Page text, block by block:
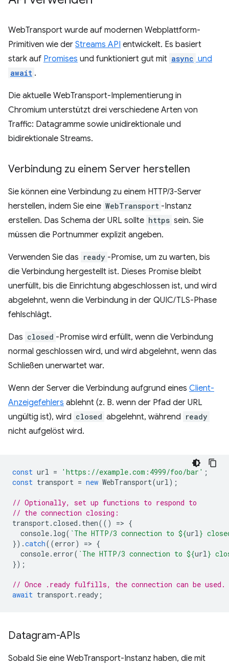
WebTransport wurde auf modernen Webplattform-
Primitiven wie der Streams API entwickelt. Es basiert
stark auf Promises und funktioniert gut mit async und
await .
Die aktuelle WebTransport-Implementierung in
Chromium unterstützt drei verschiedene Arten von
Traffic: Datagramme sowie unidirektionale und
bidirektionale Streams.
Verbindung zu einem Server herstellen
Sie können eine Verbindung zu einem HTTP/3-Server
herstellen, indem Sie eine WebTransport -Instanz
erstellen. Das Schema der URL sollte https sein. Sie
müssen die Portnummer explizit angeben.
Verwenden Sie das ready -Promise, um zu warten, bis
die Verbindung hergestellt ist. Dieses Promise bleibt
unerfüllt, bis die Einrichtung abgeschlossen ist, und wird
abgelehnt, wenn die Verbindung in der QUIC/TLS-Phase
fehlschlägt.
Das closed -Promise wird erfüllt, wenn die Verbindung
normal geschlossen wird, und wird abgelehnt, wenn das
Schließen unerwartet war.
Wenn der Server die Verbindung aufgrund eines Client-
Anzeigefehlers ablehnt (z. B. wenn der Pfad der URL
ungültig ist), wird closed abgelehnt, während ready
nicht aufgelöst wird.
const url = 'https://example.com:4999/foo/bar' ;
const transport = new WebTransport(url);
// Optionally, set up functions to respond to
// the connection closing:
transport.closed . then(() => {
console. log( `The HTTP/3 connection to ${url}
}).catch((error) => {
console. error( `The HTTP/3 connection to ${url}
});
// Once .ready fulfills, the connection can be used.
await transport. ready ;
Datagram-APIs
Sobald Sie eine WebTransport-Instanz haben, die mit